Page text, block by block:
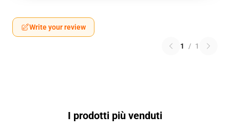
Write your review
1 / 1
I prodotti più venduti